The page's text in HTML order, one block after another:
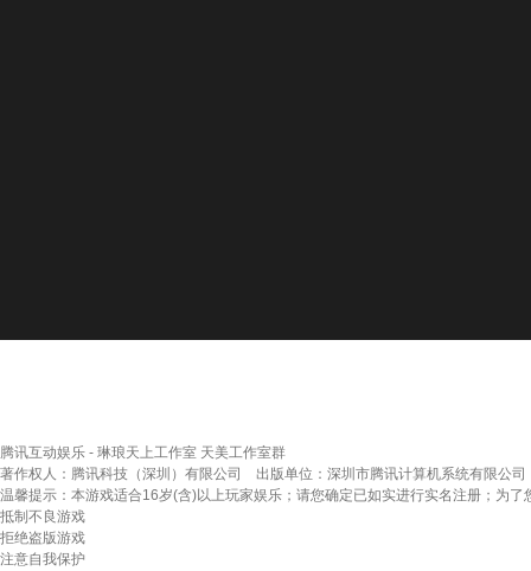
腾讯互动娱乐 - 琳琅天上工作室 天美工作室群
著作权人：腾讯科技（深圳）有限公司 出版单位：深圳市腾讯计算机系统有限公司
温馨提示：本游戏适合16岁(含)以上玩家娱乐；请您确定已如实进行实名注册；为
抵制不良游戏
拒绝盗版游戏
注意自我保护